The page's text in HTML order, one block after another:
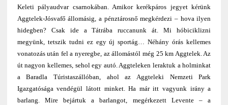
Keleti pályaudvar csarnokában. Amikor kerékpáros jegyet kérünk
Aggtelek-Jósvafő állomásig, a pénztárosnő megkérdezi – hova ilyen
hidegben? Csak ide a Tátrába ruccanunk át. Mi hóbiciklizni
megyünk, tetszik tudni ez egy új sportág… Néhány órás kellemes
vonatozás után fel a nyeregbe, az állomástól még 25 km Aggtelek. Az
út nagyon kellemes, sehol egy autó. Aggteleken leraktuk a holminkat
a Baradla Túristaszállóban, ahol az Aggteleki Nemzeti Park
Igazgatósága vendégül látott minket. Ha már itt vagyunk irány a
barlang. Mire bejártuk a barlangot, megérkezett Levente – a